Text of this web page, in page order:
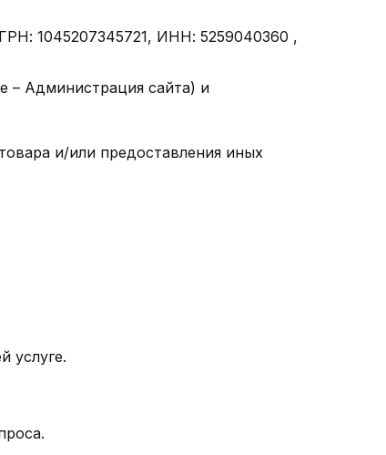
1045207345721, ИНН: 5259040360 ,
– Администрация сайта) и
и/или предоставления иных
услуге.